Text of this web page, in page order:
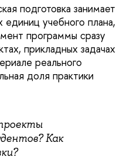
подготовка занимает
единиц учебного плана,
программы сразу
прикладных задачах
реального
доля практики
Как